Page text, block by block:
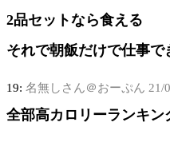
2品セットなら食える
それで朝飯だけで仕事で
19: 名無しさん＠おーぷん 21/
全部高カロリーランキン